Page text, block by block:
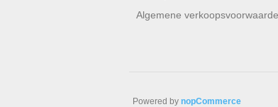
Algemene
Powered by nopCommerce